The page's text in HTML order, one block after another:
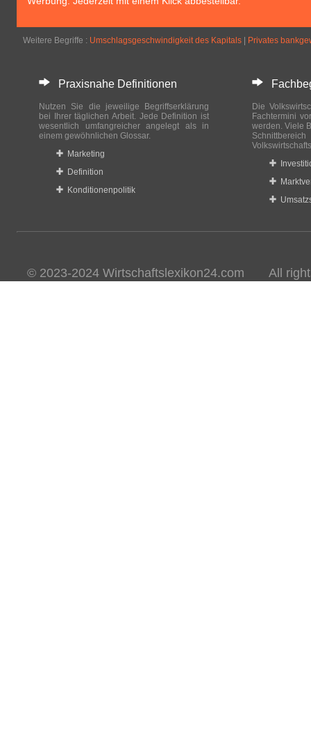
Weitere Begriffe : Umschlagsgeschwindigkeit des Kapitals Privates
Praxisnahe Definitionen
Nutzen Sie die jeweilige Begriffserklärung
bei Ihrer täglichen Arbeit. Jede Definition ist
wesentlich umfangreicher angelegt als in
einem gewöhnlichen Glossar.
Marketing
Definition
Konditionenpolitik
Die
Fachtermini
werden. Viele
© 2023-2024 Wirtschaftslexikon24.com All